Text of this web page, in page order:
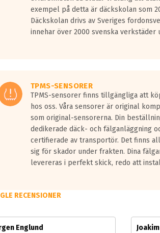
körning i över 50km/h brukar
däckmärkningen kommer det finnas en
de vita vågorna påvisar om det är ett tyst
däck med tre svarta vågor uppnår de
exempel på detta är däckskolan som
Däckskolan drivs av Sveriges
innehar över 2000 svenska verkstäder
TPMS-SENSORER
TPMS-sensorer finns tillgängliga att
hos oss. Våra sensorer är original
som original-sensorerna. Din
dedikerade däck- och fälganläggning
certifierade av transportör. Det finns
sig för skador under frakten. Dina
levereras i perfekt skick, redo att
RECENSIONER
Englund